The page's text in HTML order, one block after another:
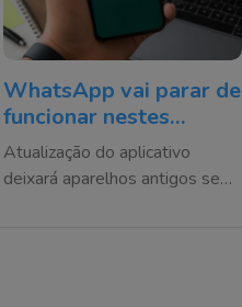
WhatsApp vai parar de
funcionar nestes
celulares; veja se o seu
está na lista
Atualização do aplicativo
deixará aparelhos antigos sem